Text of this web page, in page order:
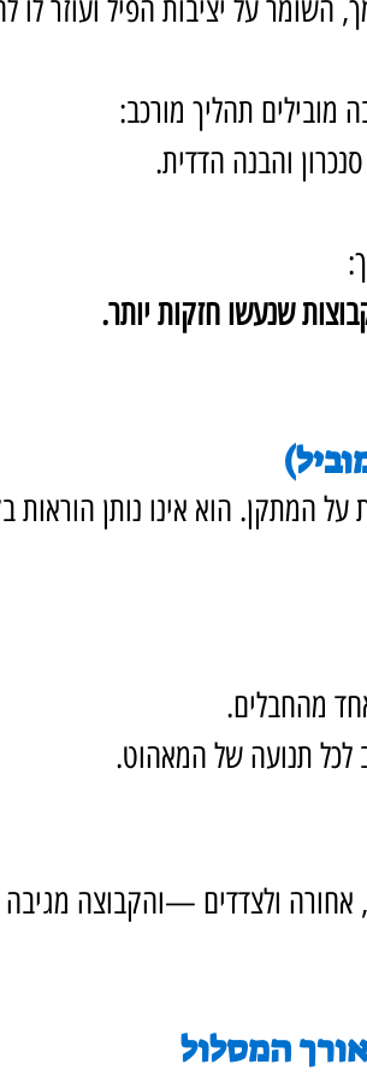
השומר על יציבות הפיל ועוזר לו
תהליך מורכב:
והבנה הדדית.
שנעשו חזקות יותר.
המתקן. הוא אינו נותן הוראות
מהחבלים.
לכל תנועה של המאהוט.
ולצדדים —והקבוצה